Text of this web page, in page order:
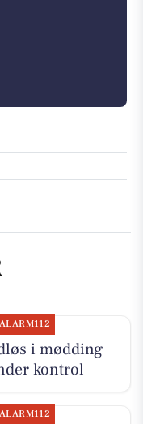
ALARM112
i mødding
kontrol
ALARM112